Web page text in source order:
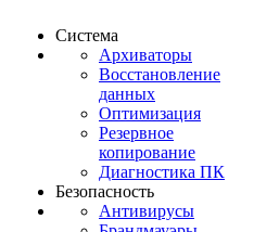
Система
Архиваторы
Восстановление
данных
Оптимизация
Резервное
копирование
Диагностика ПК
Безопасность
Антивирусы